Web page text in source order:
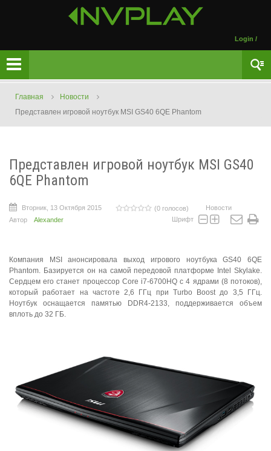
Login /
Главная
Новости
Представлен игровой ноутбук MSI GS40 6QE Phantom
Представлен игровой ноутбук MSI GS40
6QE Phantom
Вторник, 13 Октября 2015 (0 голосов)
Новости
Автор
Alexander Шрифт
Компания MSI анонсировала выход игрового ноутбука GS40 6QE
Phantom. Базируется он на самой передовой платформе Intel Skylake.
Сердцем его станет процессор Core i7-6700HQ с 4 ядрами (8 потоков),
который работает на частоте 2,6 ГГц при Turbo Boost до 3,5 ГГц.
Ноутбук оснащается памятью DDR4-2133, поддерживается объем
вплоть до 32 ГБ.